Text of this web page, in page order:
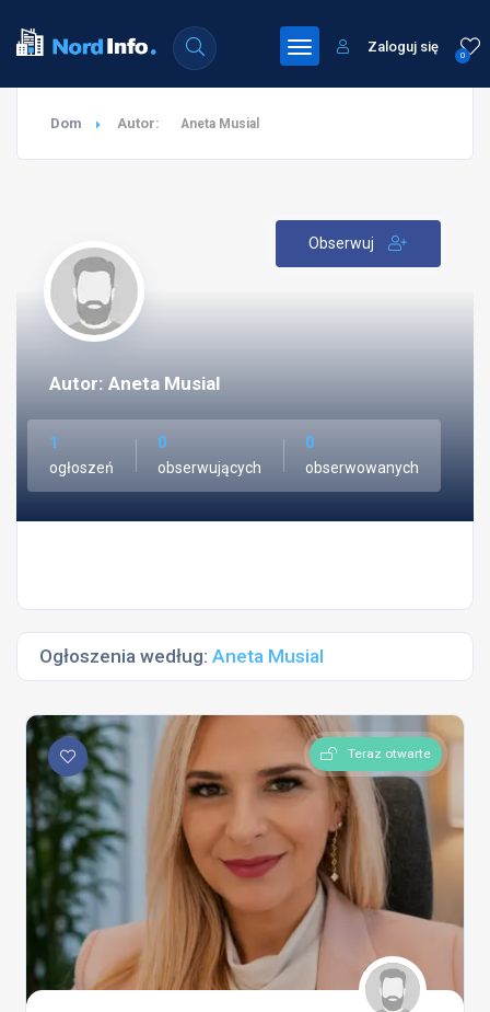
0
Zaloguj się
Dom Autor: Aneta Musial
Autor: Aneta Musial
1
ogłoszeń
0
obserwujących
0
obserwowanych
Obserwuj
Ogłoszenia według: Aneta Musial
Teraz otwarte